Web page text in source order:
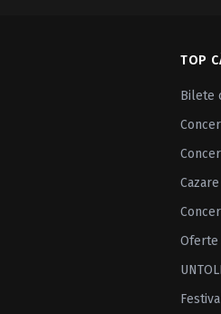
TOP
Bilete
Oferte